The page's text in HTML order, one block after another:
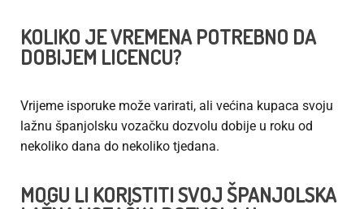
KOLIKO JE VREMENA POTREBNO DA
DOBIJEM LICENCU?
Vrijeme isporuke može varirati, ali većina kupaca svoju
lažnu španjolsku vozačku dozvolu dobije u roku od
nekoliko dana do nekoliko tjedana.
MOGU LI KORISTITI SVOJ ŠPANJOLSKA